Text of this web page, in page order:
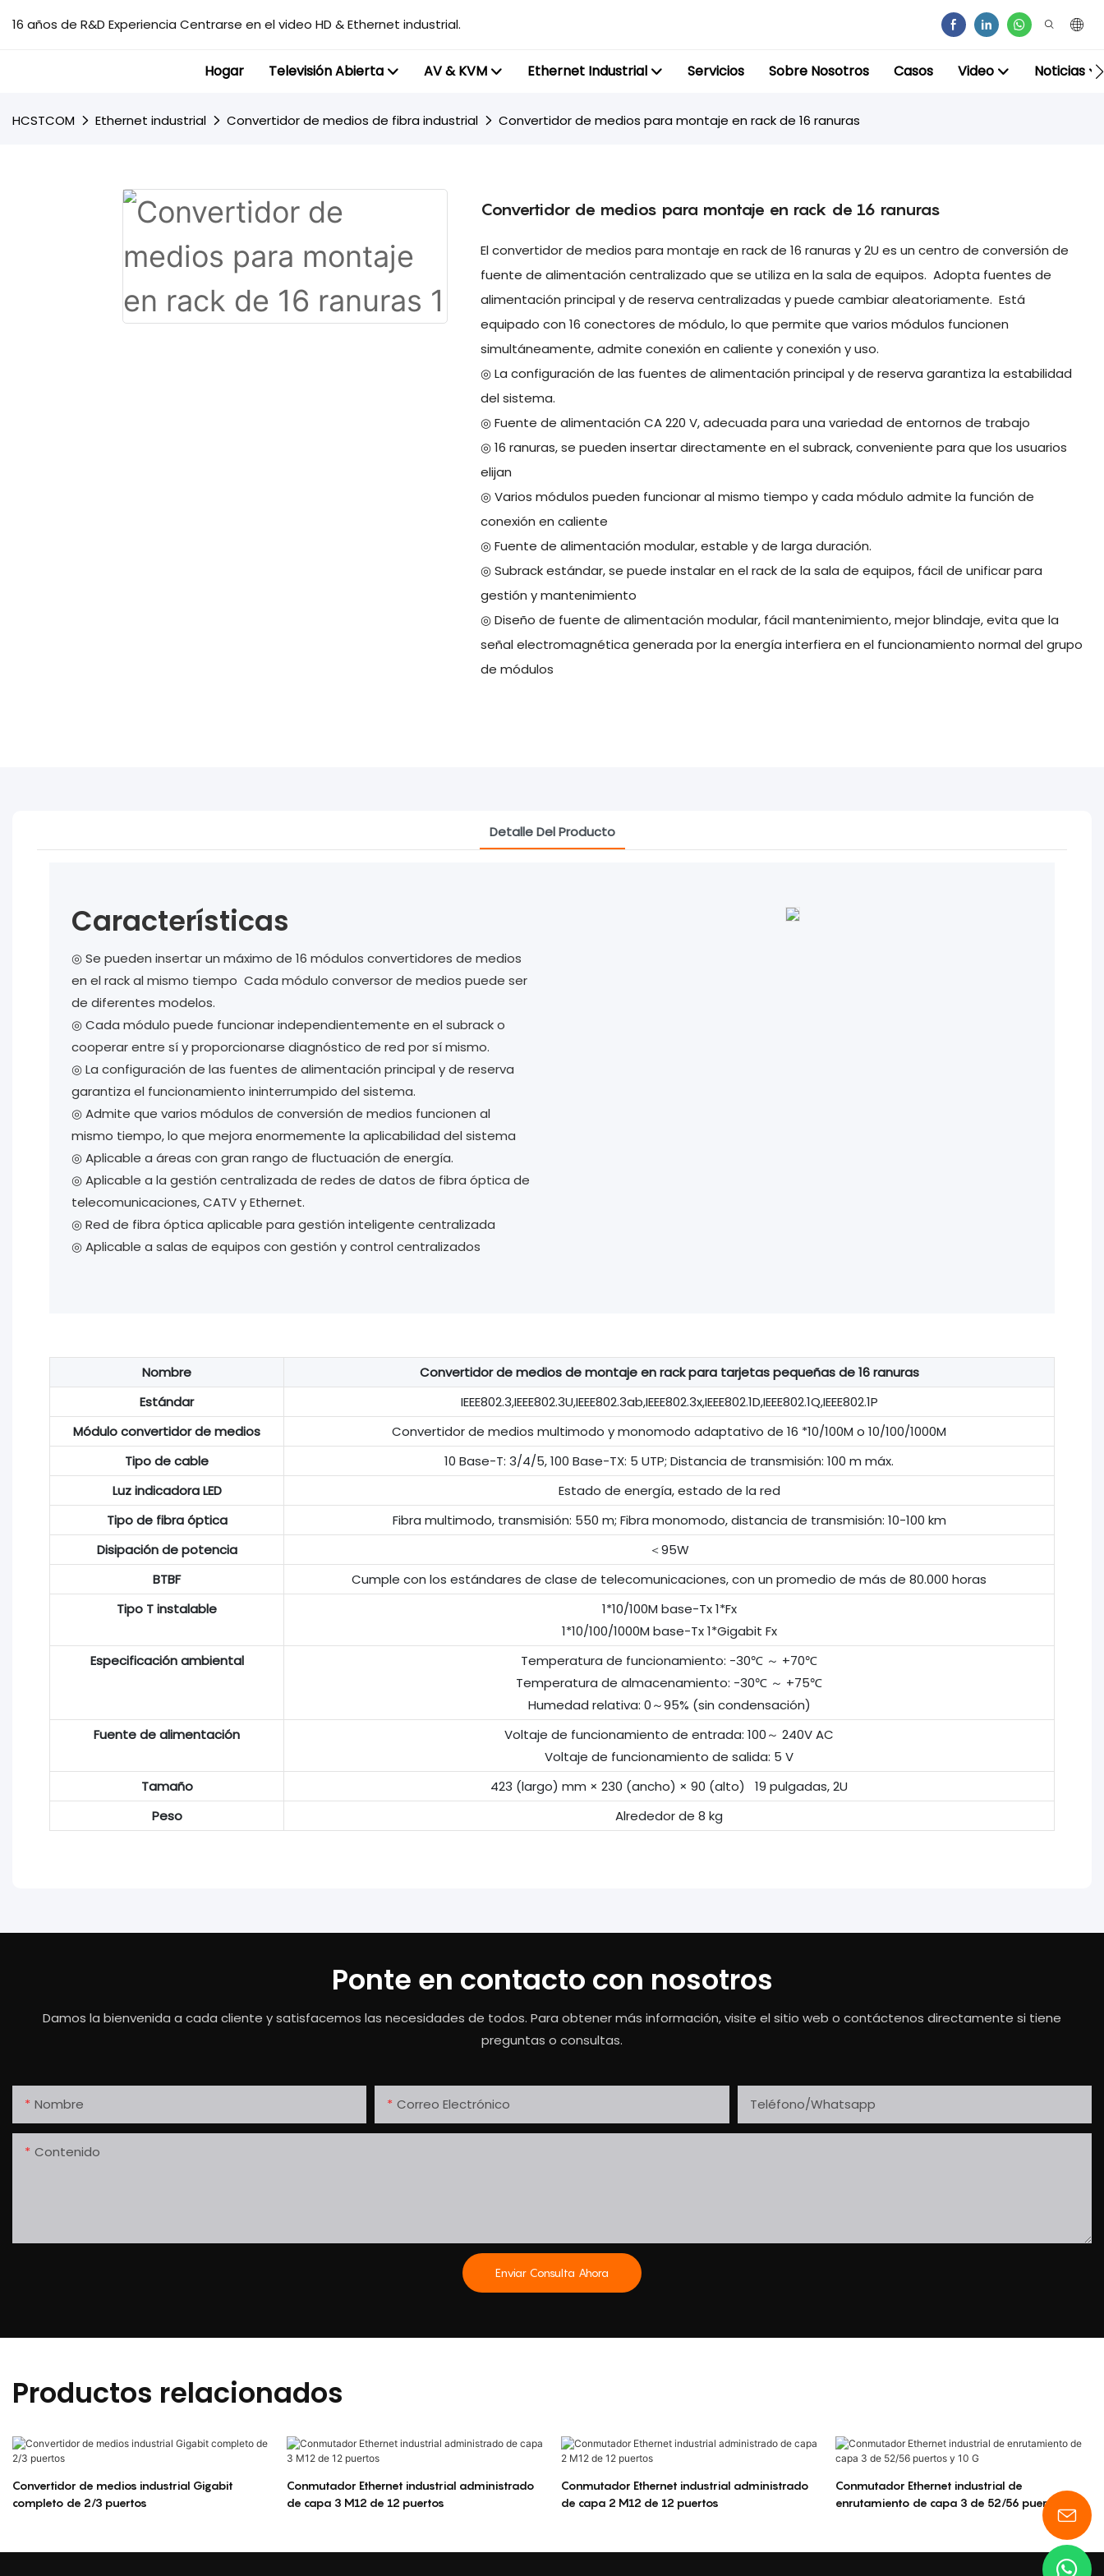
16 años de R&D Experiencia Centrarse en el video HD & Ethernet industrial.
Hogar Televisión Abierta AV & KVM Ethernet Industrial Servicios Sobre Nosotros Casos Video Noticias
HCSTCOM Ethernet industrial Convertidor de medios de fibra industrial Convertidor de medios para montaje en rack de 16 ranuras
Convertidor de medios para montaje en rack de 16 ranuras
El convertidor de medios para montaje en rack de 16 ranuras y 2U es un centro de conversión de
fuente de alimentación centralizado que se utiliza en la sala de equipos. Adopta fuentes de
alimentación principal y de reserva centralizadas y puede cambiar aleatoriamente. Está
equipado con 16 conectores de módulo, lo que permite que varios módulos funcionen
simultáneamente, admite conexión en caliente y conexión y uso.
◎ La configuración de las fuentes de alimentación principal y de reserva garantiza la estabilidad
del sistema.
◎ Fuente de alimentación CA 220 V, adecuada para una variedad de entornos de trabajo
◎ 16 ranuras, se pueden insertar directamente en el subrack, conveniente para que los usuarios
elijan
◎ Varios módulos pueden funcionar al mismo tiempo y cada módulo admite la función de
conexión en caliente
◎ Fuente de alimentación modular, estable y de larga duración.
◎ Subrack estándar, se puede instalar en el rack de la sala de equipos, fácil de unificar para
gestión y mantenimiento
◎ Diseño de fuente de alimentación modular, fácil mantenimiento, mejor blindaje, evita que la
señal electromagnética generada por la energía interfiera en el funcionamiento normal del grupo
de módulos
Detalle Del Producto
Características
◎ Se pueden insertar un máximo de 16 módulos convertidores de medios
en el rack al mismo tiempo Cada módulo conversor de medios puede ser
de diferentes modelos.
◎ Cada módulo puede funcionar independientemente en el subrack o
cooperar entre sí y proporcionarse diagnóstico de red por sí mismo.
◎ La configuración de las fuentes de alimentación principal y de reserva
garantiza el funcionamiento ininterrumpido del sistema.
◎ Admite que varios módulos de conversión de medios funcionen al
mismo tiempo, lo que mejora enormemente la aplicabilidad del sistema
◎ Aplicable a áreas con gran rango de fluctuación de energía.
◎ Aplicable a la gestión centralizada de redes de datos de fibra óptica de
telecomunicaciones, CATV y Ethernet.
◎ Red de fibra óptica aplicable para gestión inteligente centralizada
◎ Aplicable a salas de equipos con gestión y control centralizados
Nombre
Convertidor de medios de montaje en rack para tarjetas pequeñas de 16 ranuras
Estándar
IEEE802.3,IEEE802.3U,IEEE802.3ab,IEEE802.3x,IEEE802.1D,IEEE802.1Q,IEEE802.1P
Módulo convertidor de medios
Convertidor de medios multimodo y monomodo adaptativo de 16 *10/100M o 10/100/1000M
Tipo de cable
10 Base-T: 3/4/5, 100 Base-TX: 5 UTP; Distancia de transmisión: 100 m máx.
Luz indicadora LED
Estado de energía, estado de la red
Tipo de fibra óptica
Fibra multimodo, transmisión: 550 m; Fibra monomodo, distancia de transmisión: 10-100 km
Disipación de potencia
＜95W
BTBF
Cumple con los estándares de clase de telecomunicaciones, con un promedio de más de 80.000 horas
Tipo T instalable
1*10/100M base-Tx 1*Fx
1*10/100/1000M base-Tx 1*Gigabit Fx
Especificación ambiental
Temperatura de funcionamiento: -30℃ ～ +70℃
Temperatura de almacenamiento: -30℃ ～ +75℃
Humedad relativa: 0～95% (sin condensación)
Fuente de alimentación
Voltaje de funcionamiento de entrada: 100～ 240V AC
Voltaje de funcionamiento de salida: 5 V
Tamaño
423 (largo) mm × 230 (ancho) × 90 (alto) 19 pulgadas, 2U
Peso
Alrededor de 8 kg
Ponte en contacto con nosotros
Damos la bienvenida a cada cliente y satisfacemos las necesidades de todos. Para obtener más información, visite el sitio web o contáctenos directamente si tiene
preguntas o consultas.
Nombre Correo Electrónico Teléfono/whatsapp
Contenido
Enviar Consulta Ahora
Productos relacionados
Convertidor de medios industrial Gigabit
completo de 2/3 puertos
Conmutador Ethernet industrial administrado
de capa 3 M12 de 12 puertos
Conmutador Ethernet industrial administrado
de capa 2 M12 de 12 puertos
Conmutador Ethernet industrial de
enrutamiento de capa 3 de 52/56 puertos y 10